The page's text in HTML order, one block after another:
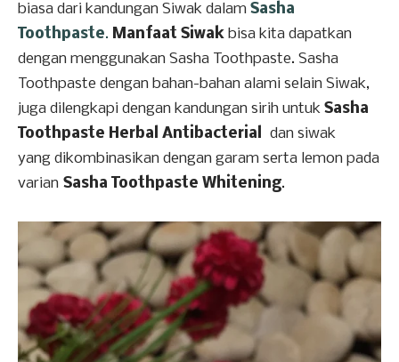
biasa dari kandungan Siwak dalam Sasha
Toothpaste. Manfaat Siwak bisa kita dapatkan
dengan menggunakan Sasha Toothpaste. Sasha
Toothpaste dengan bahan-bahan alami selain Siwak,
juga dilengkapi dengan kandungan sirih untuk Sasha
Toothpaste Herbal Antibacterial dan siwak
yang dikombinasikan dengan garam serta lemon pada
varian Sasha Toothpaste Whitening.